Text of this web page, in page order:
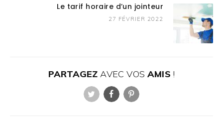
Le tarif horaire d’un jointeur
27 FÉVRIER 2022
PARTAGEZ AVEC VOSAMIS !